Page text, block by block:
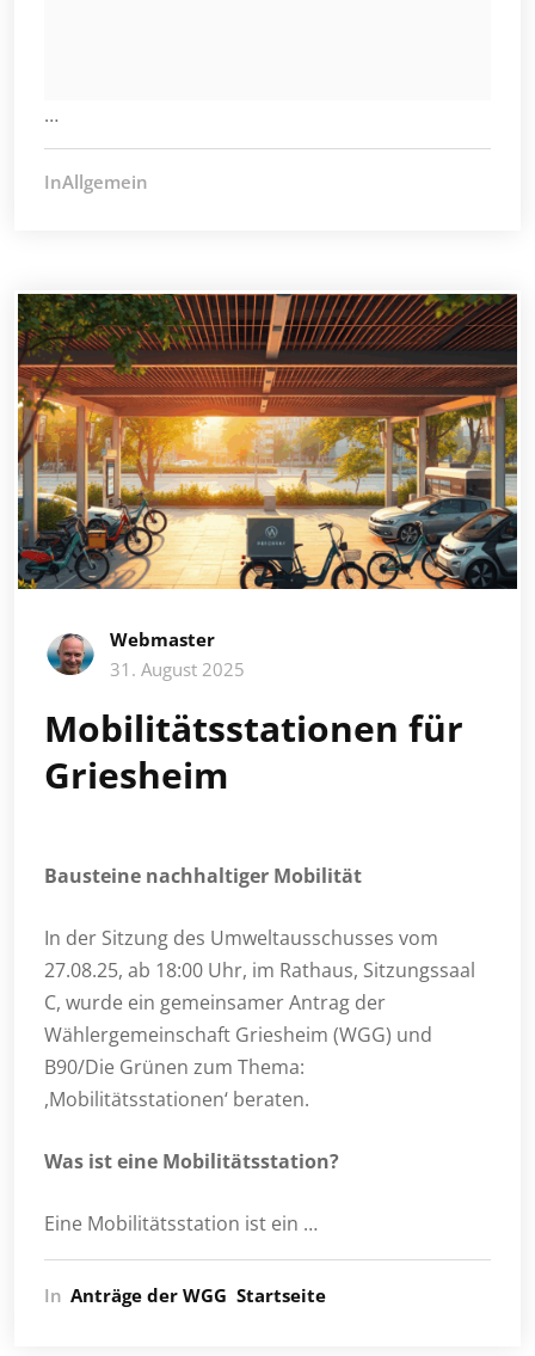
…
InAllgemein
Webmaster
31. August 2025
Mobilitätsstationen für
Griesheim
Bausteine nachhaltiger Mobilität
In der Sitzung des Umweltausschusses vom
27.08.25, ab 18:00 Uhr, im Rathaus, Sitzungssaal
C, wurde ein gemeinsamer Antrag der
Wählergemeinschaft Griesheim (WGG) und
B90/Die Grünen zum Thema:
,Mobilitätsstationen‘ beraten.
Was ist eine Mobilitätsstation?
Eine Mobilitätsstation ist ein …
In Anträge der WGG Startseite